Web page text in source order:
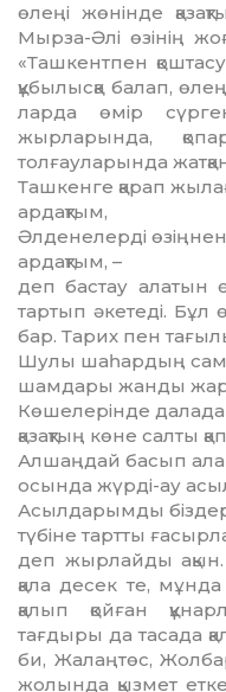
өлеңі жөнінде
Мырза-Әлі өзінің
«Ташкентпен
құбы­лыс­қа балап,
ларда өмір
жырларында,
толғауларында
Ташкенге қарап
ардақтым,
Әлденелерді өзіңнен
ардақтым, –
деп бастау алатын
тартып әкетеді. Бұл
бар. Тарих пен
Шулы шаһардың
шамдары жанды
Көшелерінде
қазақтың көне салты
Алшаңдай басып
осында жүрді-ау
Асылдарымды
түбіне тартты
деп жырлайды
қала десек те,
қалып қойған
тағдыры да тасада
би, Жалаңтөс,
жолында қызмет